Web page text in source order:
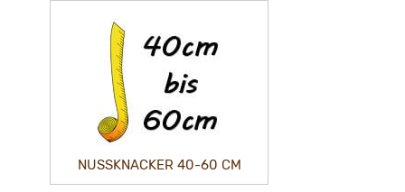
NUSSKNACKER 40-60 CM